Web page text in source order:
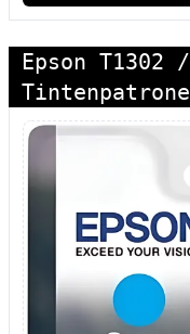
Epson T1302